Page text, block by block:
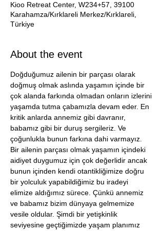
Kioo Retreat Center, W234+57, 39100
Karahamza/Kırklareli Merkez/Kırklareli,
Türkiye
About the event
Doğduğumuz ailenin bir parçası olarak
doğmuş olmak aslında yaşamın içinde bir
çok alanda farkında olmadan onların izlerini
yaşamda tutma çabamızla devam eder. En
kritik anlarda annemiz gibi davranır,
babamız gibi bir duruş sergileriz. Ve
çoğunlukla bunun farkına dahi varmayız.
Bir ailenin parçası olmak yaşamın içindeki
aidiyet duygumuz için çok değerlidir ancak
bunun içinden kendi otantikliğimize doğru
bir yolculuk yapabildiğimiz bu iradeyi
elimize aldığımız sürece. Çünkü annemiz
ve babamız bizim dünyaya gelmemize
vesile oldular. Şimdi bir yetişkinlik
seviyesine geçtiğimizde yaşam planımız